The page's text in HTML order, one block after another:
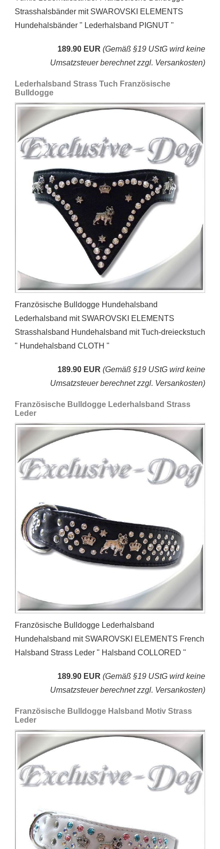
Strasshalsbänder mit SWAROVSKI ELEMENTS
Hundehalsbänder " Lederhalsband PIGNUT "
189.90 EUR (Gemäß §19 UStG wird keine
Umsatzsteuer berechnet zzgl. Versankosten)
Lederhalsband Strass Tuch Französische
Bulldogge
Französische Bulldogge Hundehalsband
Lederhalsband mit SWAROVSKI ELEMENTS
Strasshalsband Hundehalsband mit Tuch-dreieckstuch
" Hundehalsband CLOTH "
189.90 EUR (Gemäß §19 UStG wird keine
Umsatzsteuer berechnet zzgl. Versankosten)
Französische Bulldogge Lederhalsband Strass
Leder
Französische Bulldogge Lederhalsband
Hundehalsband mit SWAROVSKI ELEMENTS French
Halsband Strass Leder " Halsband COLLORED "
189.90 EUR (Gemäß §19 UStG wird keine
Umsatzsteuer berechnet zzgl. Versankosten)
Französische Bulldogge Halsband Motiv Strass
Leder